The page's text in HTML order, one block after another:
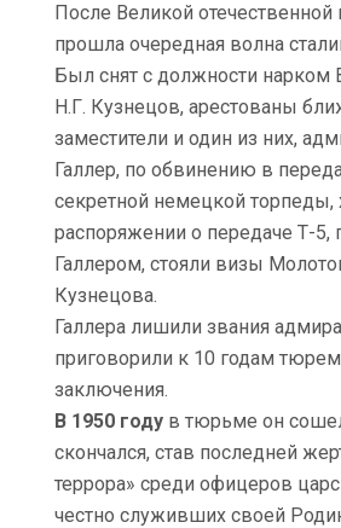
После Великой
прошла очередная волна
Был снят с должности
Н.Г. Кузнецов, арестованы
заместители и один из них,
Галлер, по обвинению в
секретной немецкой торпеды,
распоряжении о передаче Т-5,
Галлером, стояли визы
Кузнецова.
Галлера лишили звания
приговорили к 10 годам
заключения.
В 1950 году в тюрьме он
скончался, став последней
террора» среди офицеров
честно служивших своей